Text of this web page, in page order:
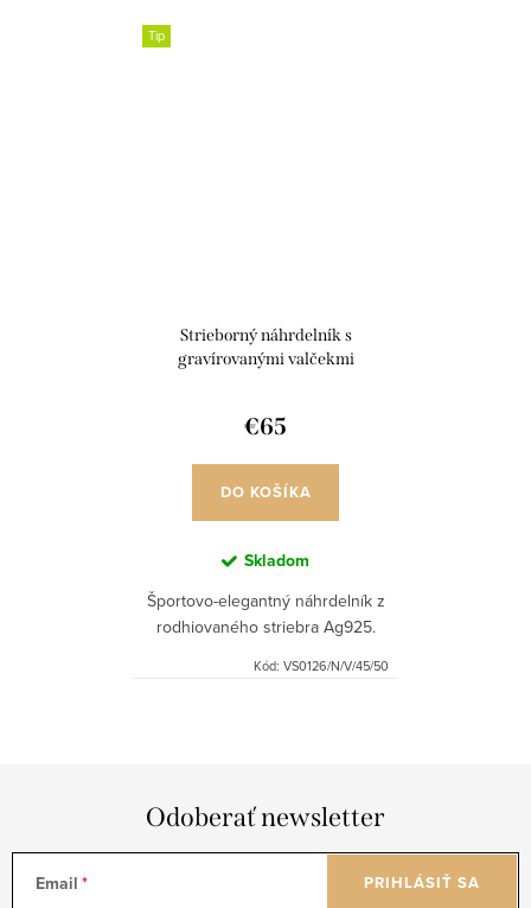
Tip
Strieborný náhrdelník s
gravírovanými valčekmi
€65
DO KOŠÍKA
Skladom
Športovo-elegantný náhrdelník z
rodhiovaného striebra Ag925.
Kód: VS0126/N/V/45/50
Odoberať newsletter
Email PRIHLÁSIŤ SA